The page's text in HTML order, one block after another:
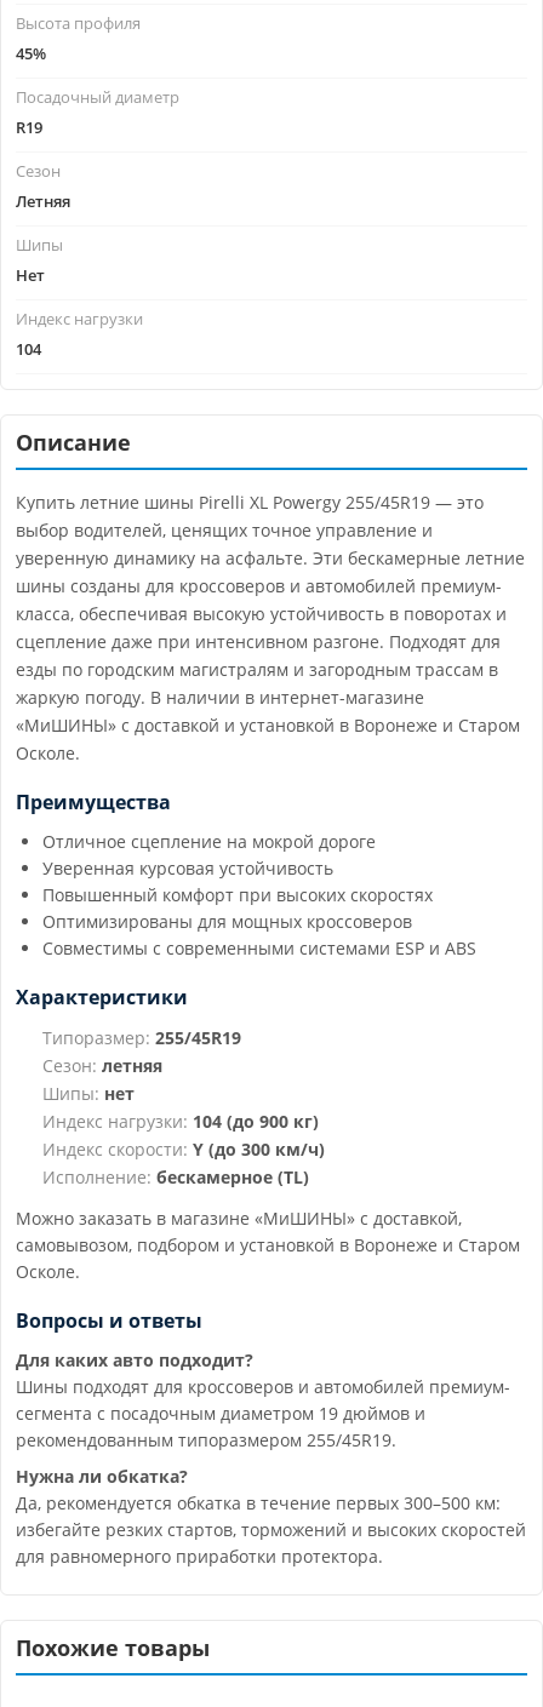
Высота профиля
45%
Посадочный диаметр
R19
Сезон
Летняя
Шипы
Нет
Индекс нагрузки
104
Описание
Купить летние шины Pirelli XL Powergy 255/45R19 — это
выбор водителей, ценящих точное управление и
уверенную динамику на асфальте. Эти бескамерные летние
шины созданы для кроссоверов и автомобилей премиум-
класса, обеспечивая высокую устойчивость в поворотах и
сцепление даже при интенсивном разгоне. Подходят для
езды по городским магистралям и загородным трассам в
жаркую погоду. В наличии в интернет-магазине
«МиШИНЫ» с доставкой и установкой в Воронеже и Старом
Осколе.
Преимущества
Отличное сцепление на мокрой дороге
Уверенная курсовая устойчивость
Повышенный комфорт при высоких скоростях
Оптимизированы для мощных кроссоверов
Совместимы с современными системами ESP и ABS
Характеристики
Типоразмер: 255/45R19
Сезон: летняя
Шипы: нет
Индекс нагрузки: 104 (до 900 кг)
Индекс скорости: Y (до 300 км/ч)
Исполнение: бескамерное (TL)
Можно заказать в магазине «МиШИНЫ» с доставкой,
самовывозом, подбором и установкой в Воронеже и Старом
Осколе.
Вопросы и ответы
Для каких авто подходит?
Шины подходят для кроссоверов и автомобилей премиум-
сегмента с посадочным диаметром 19 дюймов и
рекомендованным типоразмером 255/45R19.
Нужна ли обкатка?
Да, рекомендуется обкатка в течение первых 300–500 км:
избегайте резких стартов, торможений и высоких скоростей
для равномерного приработки протектора.
Похожие товары